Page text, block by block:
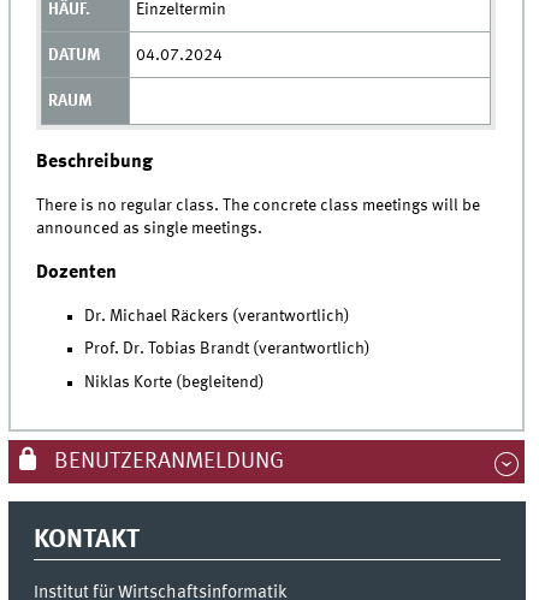
Einzeltermin
04.07.2024
Beschreibung
There is no regular class. The concrete class meetings will be
announced as single meetings.
Dozenten
Dr. Michael Räckers (verantwortlich)
Prof. Dr. Tobias Brandt (verantwortlich)
Niklas Korte (begleitend)
BENUTZERANMELDUNG
KONTAKT
Institut für Wirtschaftsinformatik